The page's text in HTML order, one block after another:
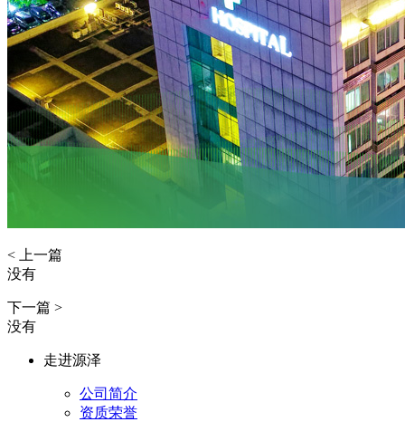
< 上一篇
没有
下一篇 >
没有
走进源泽
公司简介
资质荣誉